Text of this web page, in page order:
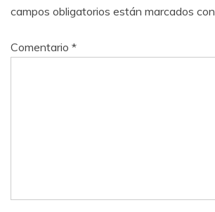
campos obligatorios están marcados con
Comentario *